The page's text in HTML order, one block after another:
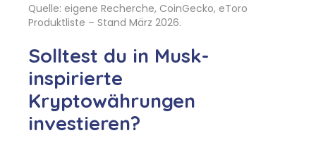
Quelle: eigene Recherche, CoinGecko, eToro
Produktliste – Stand März 2026.
Solltest du in Musk-
inspirierte
Kryptowährungen
investieren?